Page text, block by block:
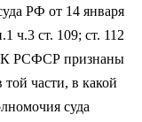
РФ от 14 января
ч.3 ст. 109; ст. 112
РСФСР признаны
части, в какой
суда